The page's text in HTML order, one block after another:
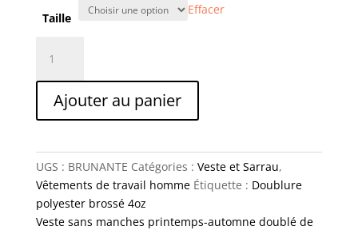
Taille
Effacer
Veste
sans
manche
et
coton
doublé
polar
Ajouter au panier
UGS : BRUNANTE Catégories : Veste et Sarrau,
Vêtements de travail homme Étiquette : Doublure
polyester brossé 4oz
Veste sans manches printemps-automne doublé de